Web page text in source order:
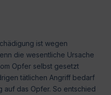
ist wegen
die wesentliche Ursache
Opfer selbst gesetzt
tätlichen Angriff bedarf
auf das Opfer. So entschied